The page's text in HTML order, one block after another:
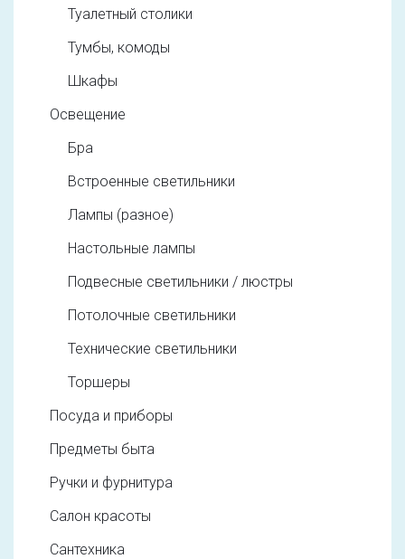
Туалетный столики
Тумбы, комоды
Шкафы
Освещение
Бра
Встроенные светильники
Лампы (разное)
Настольные лампы
Подвесные светильники / люстры
Потолочные светильники
Технические светильники
Торшеры
Посуда и приборы
Предметы быта
Ручки и фурнитура
Салон красоты
Сантехника